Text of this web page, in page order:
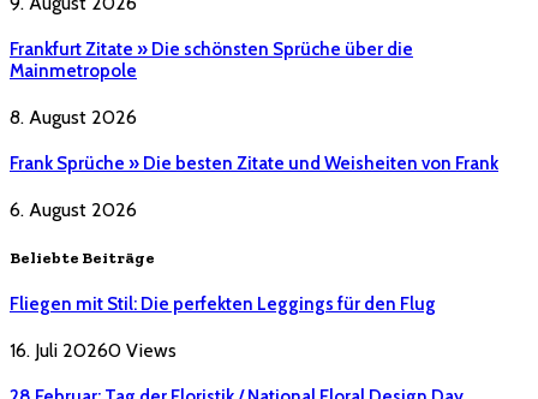
Frankfurt Zitate » Die schönsten Sprüche über die
Mainmetropole
8. August 2026
Frank Sprüche » Die besten Zitate und Weisheiten von Frank
6. August 2026
Beliebte Beiträge
Fliegen mit Stil: Die perfekten Leggings für den Flug
16. Juli 20260 Views